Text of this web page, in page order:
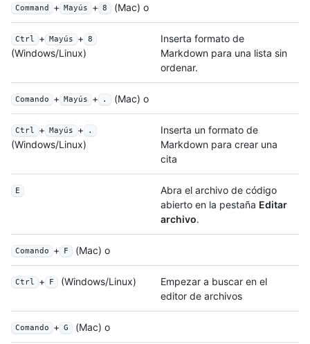
Command + Mayús + 8 (Mac) o
Ctrl + Mayús + 8
(Windows/Linux)
Inserta formato de
Markdown para una lista sin
ordenar.
Comando + Mayús + . (Mac) o
Ctrl + Mayús + .
(Windows/Linux)
Inserta un formato de
Markdown para crear una
cita
E
Abra el archivo de código
abierto en la pestaña Editar
archivo.
Comando + F (Mac) o
Ctrl + F (Windows/Linux)
Empezar a buscar en el
editor de archivos
Comando + G (Mac) o